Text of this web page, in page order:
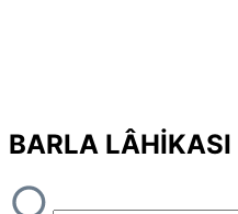
BARLA LÂHİKASI